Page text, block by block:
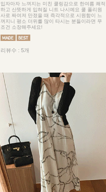
입자마자 느껴지는 미친 쿨링감으로 한여름 쾌적
하고 산뜻하게 입혀질 니트 나시예요 쿨 폴리원
사로 짜여져 만졌을 때 즉각적으로 시원함이 느
껴지니 평소 더위를 많이 타시는 분들이라면 무
조건 소장해주세요!
리뷰수 : 5개